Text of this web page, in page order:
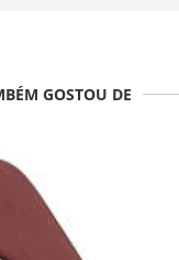
GOSTOU DE